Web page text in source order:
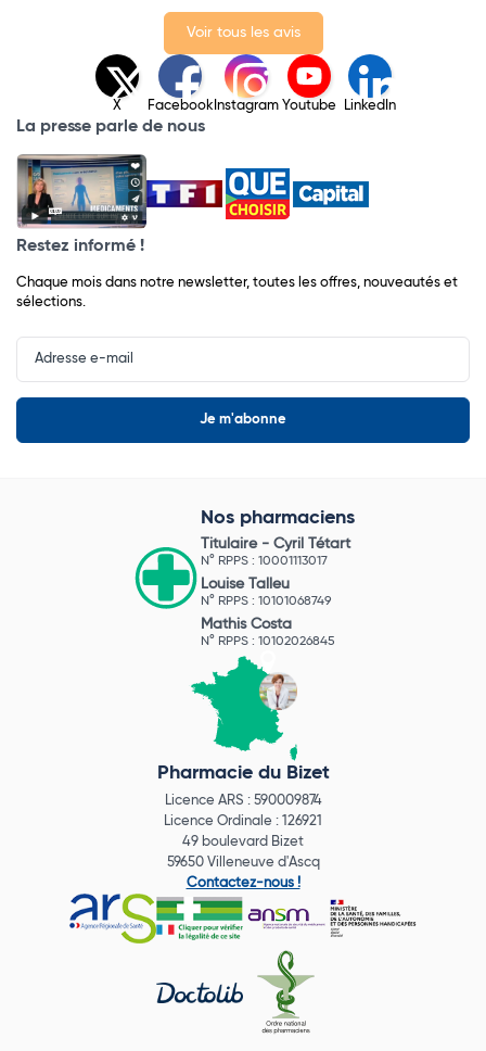
Voir tous les avis
X Facebook Instagram Youtube LinkedIn
La presse parle de nous
Restez informé !
Chaque mois dans notre newsletter, toutes les offres, nouveautés et
sélections.
Input
Newsletter
Nos pharmaciens
Titulaire - Cyril Tétart
N° RPPS : 10001113017
Louise Talleu
N° RPPS : 10101068749
Mathis Costa
N° RPPS : 10102026845
Pharmacie du Bizet
Licence ARS : 590009874
Licence Ordinale : 126921
49 boulevard Bizet
59650 Villeneuve d'Ascq
Contactez-nous !